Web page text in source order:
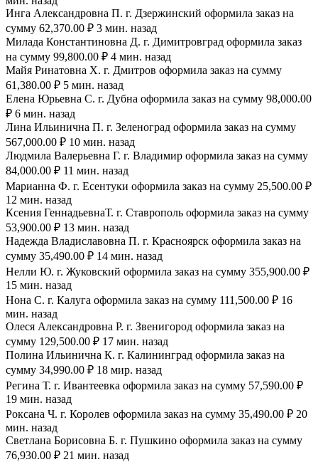
Инга Александровна П. г. Дзержинский оформила заказ на
сумму 62,370.00 ₽ 3 мин. назад
Милада Константиновна Д. г. Димитровград оформила заказ
на сумму 99,800.00 ₽ 4 мин. назад
Майя Ринатовна Х. г. Дмитров оформила заказ на сумму
61,380.00 ₽ 5 мин. назад
Елена Юрьевна С. г. Дубна оформила заказ на сумму 98,000.00
₽ 6 мин. назад
Лина Ильинична П. г. Зеленоград оформила заказ на сумму
567,000.00 ₽ 10 мин. назад
Людмила Валерьевна Г. г. Владимир оформила заказ на сумму
84,000.00 ₽ 11 мин. назад
Марианна Ф. г. Есентуки оформила заказ на сумму 25,500.00 ₽
12 мин. назад
Ксения ГеннадьевнаТ. г. Ставрополь оформила заказ на сумму
53,900.00 ₽ 13 мин. назад
Надежда Владиславовна П. г. Красноярск оформила заказ на
сумму 35,490.00 ₽ 14 мин. назад
Нелли Ю. г. Жуковский оформила заказ на сумму 355,900.00 ₽
15 мин. назад
Нона С. г. Калуга оформила заказ на сумму 111,500.00 ₽ 16
мин. назад
Олеся Александровна Р. г. Звенигород оформила заказ на
сумму 129,500.00 ₽ 17 мин. назад
Полина Ильинична К. г. Калининград оформила заказ на
сумму 34,990.00 ₽ 18 мир. назад
Регина Т. г. Ивантеевка оформила заказ на сумму 57,590.00 ₽
19 мин. назад
Роксана Ч. г. Королев оформила заказ на сумму 35,490.00 ₽ 20
мин. назад
Светлана Борисовна Б. г. Пушкино оформила заказ на сумму
76,930.00 ₽ 21 мин. назад